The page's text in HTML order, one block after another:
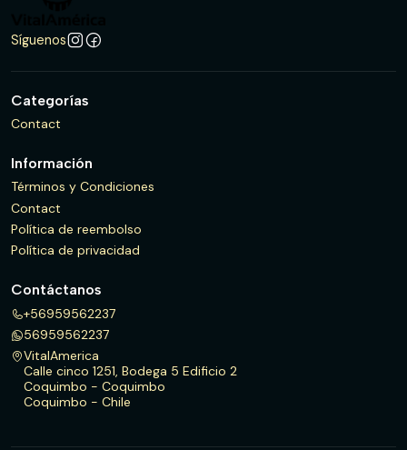
Síguenos
Categorías
Contact
Información
Términos y Condiciones
Contact
Política de reembolso
Política de privacidad
Contáctanos
+56959562237
56959562237
VitalAmerica
Calle cinco 1251, Bodega 5 Edificio 2
Coquimbo - Coquimbo
Coquimbo - Chile